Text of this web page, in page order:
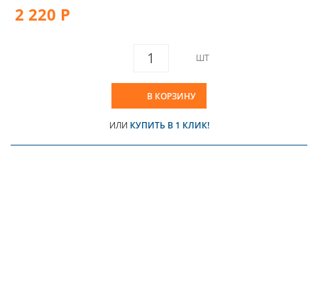
2 220 Р
ШТ
В КОРЗИНУ
ИЛИ КУПИТЬ В 1 КЛИК!